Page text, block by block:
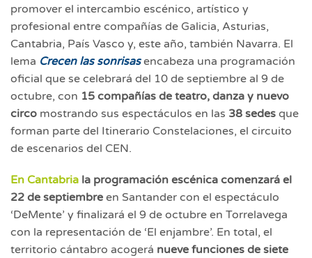
promover el intercambio escénico, artístico y
profesional entre compañías de Galicia, Asturias,
Cantabria, País Vasco y, este año, también Navarra. El
lema Crecen las sonrisasencabeza una programación
oficial que se celebrará del 10 de septiembre al 9 de
octubre, con 15 compañías de teatro, danza y nuevo
circo mostrando sus espectáculos en las 38 sedes que
forman parte del Itinerario Constelaciones, el circuito
de escenarios del CEN.
En Cantabria la programación escénica comenzará el
22 de septiembre en Santander con el espectáculo
‘DeMente’ y finalizará el 9 de octubre en Torrelavega
con la representación de ‘El enjambre’. En total, el
territorio cántabro acogerá nueve funciones de siete